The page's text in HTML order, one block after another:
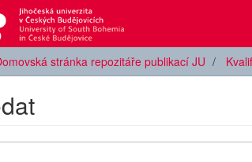
stránka repozitáře publikací JU